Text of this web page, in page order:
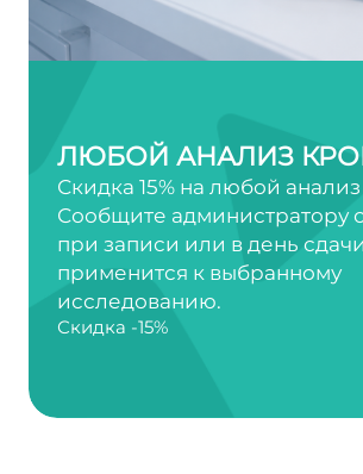
ЛЮБОЙ АНАЛИЗ
Скидка 15% на любой
Сообщите администратору
при записи или в день
применится к выбранному
исследованию.
Скидка -15%